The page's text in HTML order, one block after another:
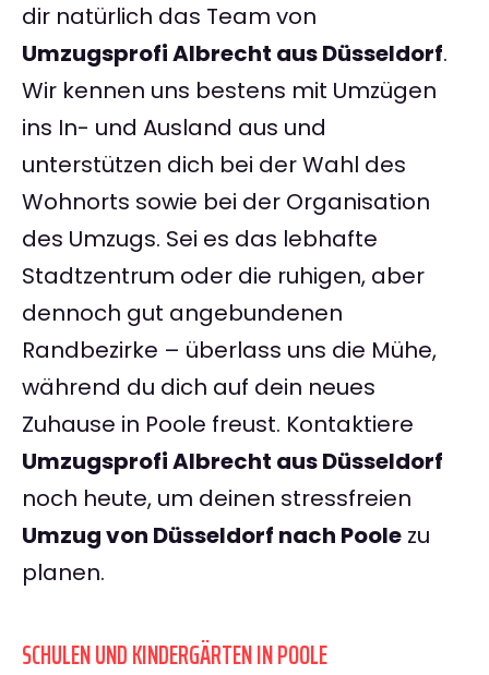
dir natürlich das Team von
Umzugsprofi Albrecht aus Düsseldorf.
Wir kennen uns bestens mit Umzügen
ins In- und Ausland aus und
unterstützen dich bei der Wahl des
Wohnorts sowie bei der Organisation
des Umzugs. Sei es das lebhafte
Stadtzentrum oder die ruhigen, aber
dennoch gut angebundenen
Randbezirke – überlass uns die Mühe,
während du dich auf dein neues
Zuhause in Poole freust. Kontaktiere
Umzugsprofi Albrecht aus Düsseldorf
noch heute, um deinen stressfreien
Umzug von Düsseldorf nach Poole zu
planen.
SCHULEN UND KINDERGÄRTEN IN POOLE